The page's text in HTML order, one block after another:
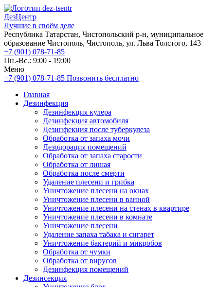
ДезЦентр
Лучшие в своём деле
Республика Татарстан, Чистопольский р-н, муниципальное
образование Чистополь, Чистополь, ул. Льва Толстого, 143
+7 (901) 078-71-85
Пн.-Вс.: 9:00 - 19:00
Меню
+7 (901) 078-71-85 Позвонить бесплатно
Главная
Дезинфекция
Дезинфекция кулера
Дезинфекция автомобиля
Дезинфекция после туберкулеза
Обработка от запаха мочи
Дезодорация помещений
Обработка от запаха старости
Обработка от лишая
Обработка после смерти
Удаление плесени и грибка
Уничтожение плесени на окнах
Уничтожение плесени в ванной
Уничтожение плесени на стенах в квартире
Уничтожение плесени в комнате
Уничтожение плесени
Удаление запаха табака и сигарет
Уничтожение бактерий и микробов
Обработка от чумки
Обработка от вирусов
Дезинфекция помещений
Дезинсекция